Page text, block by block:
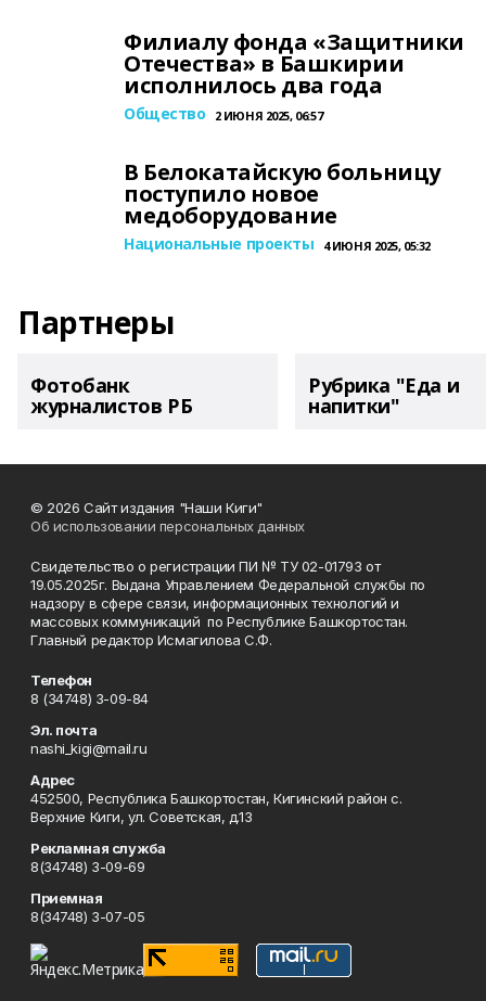
Филиалу фонда «Защитники
Отечества» в Башкирии
исполнилось два года
Общество 2 ИЮНЯ 2025, 06:57
В Белокатайскую больницу
поступило новое
медоборудование
Национальные проекты 4 ИЮНЯ 2025, 05:32
Партнеры
Фотобанк
журналистов РБ
Рубрика "Еда и
напитки"
© 2026 Сайт издания "Наши Киги"
Об использовании персональных данных
Свидетельство о регистрации ПИ № ТУ 02-01793 от
19.05.2025г. Выдана Управлением Федеральной службы по
надзору в сфере связи, информационных технологий и
массовых коммуникаций по Республике Башкортостан.
Главный редактор Исмагилова С.Ф.
Телефон
8 (34748) 3-09-84
Эл. почта
nashi_kigi@mail.ru
Адрес
452500, Республика Башкортостан, Кигинский район с.
Верхние Киги, ул. Советская, д.13
Рекламная служба
8(34748) 3-09-69
Приемная
8(34748) 3-07-05